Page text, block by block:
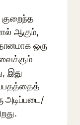
குறைந்த
ஆகும்,
ஒரு
இது
அடிப்படை/